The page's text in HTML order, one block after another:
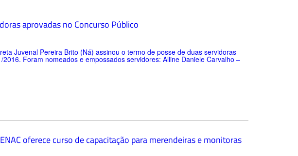
aprovadas no Concurso Público
Juvenal Pereira Brito (Ná) assinou o termo de posse de duas servidoras
Foram nomeados e empossados servidores: Alline Daniele Carvalho –
oferece curso de capacitação para merendeiras e monitoras